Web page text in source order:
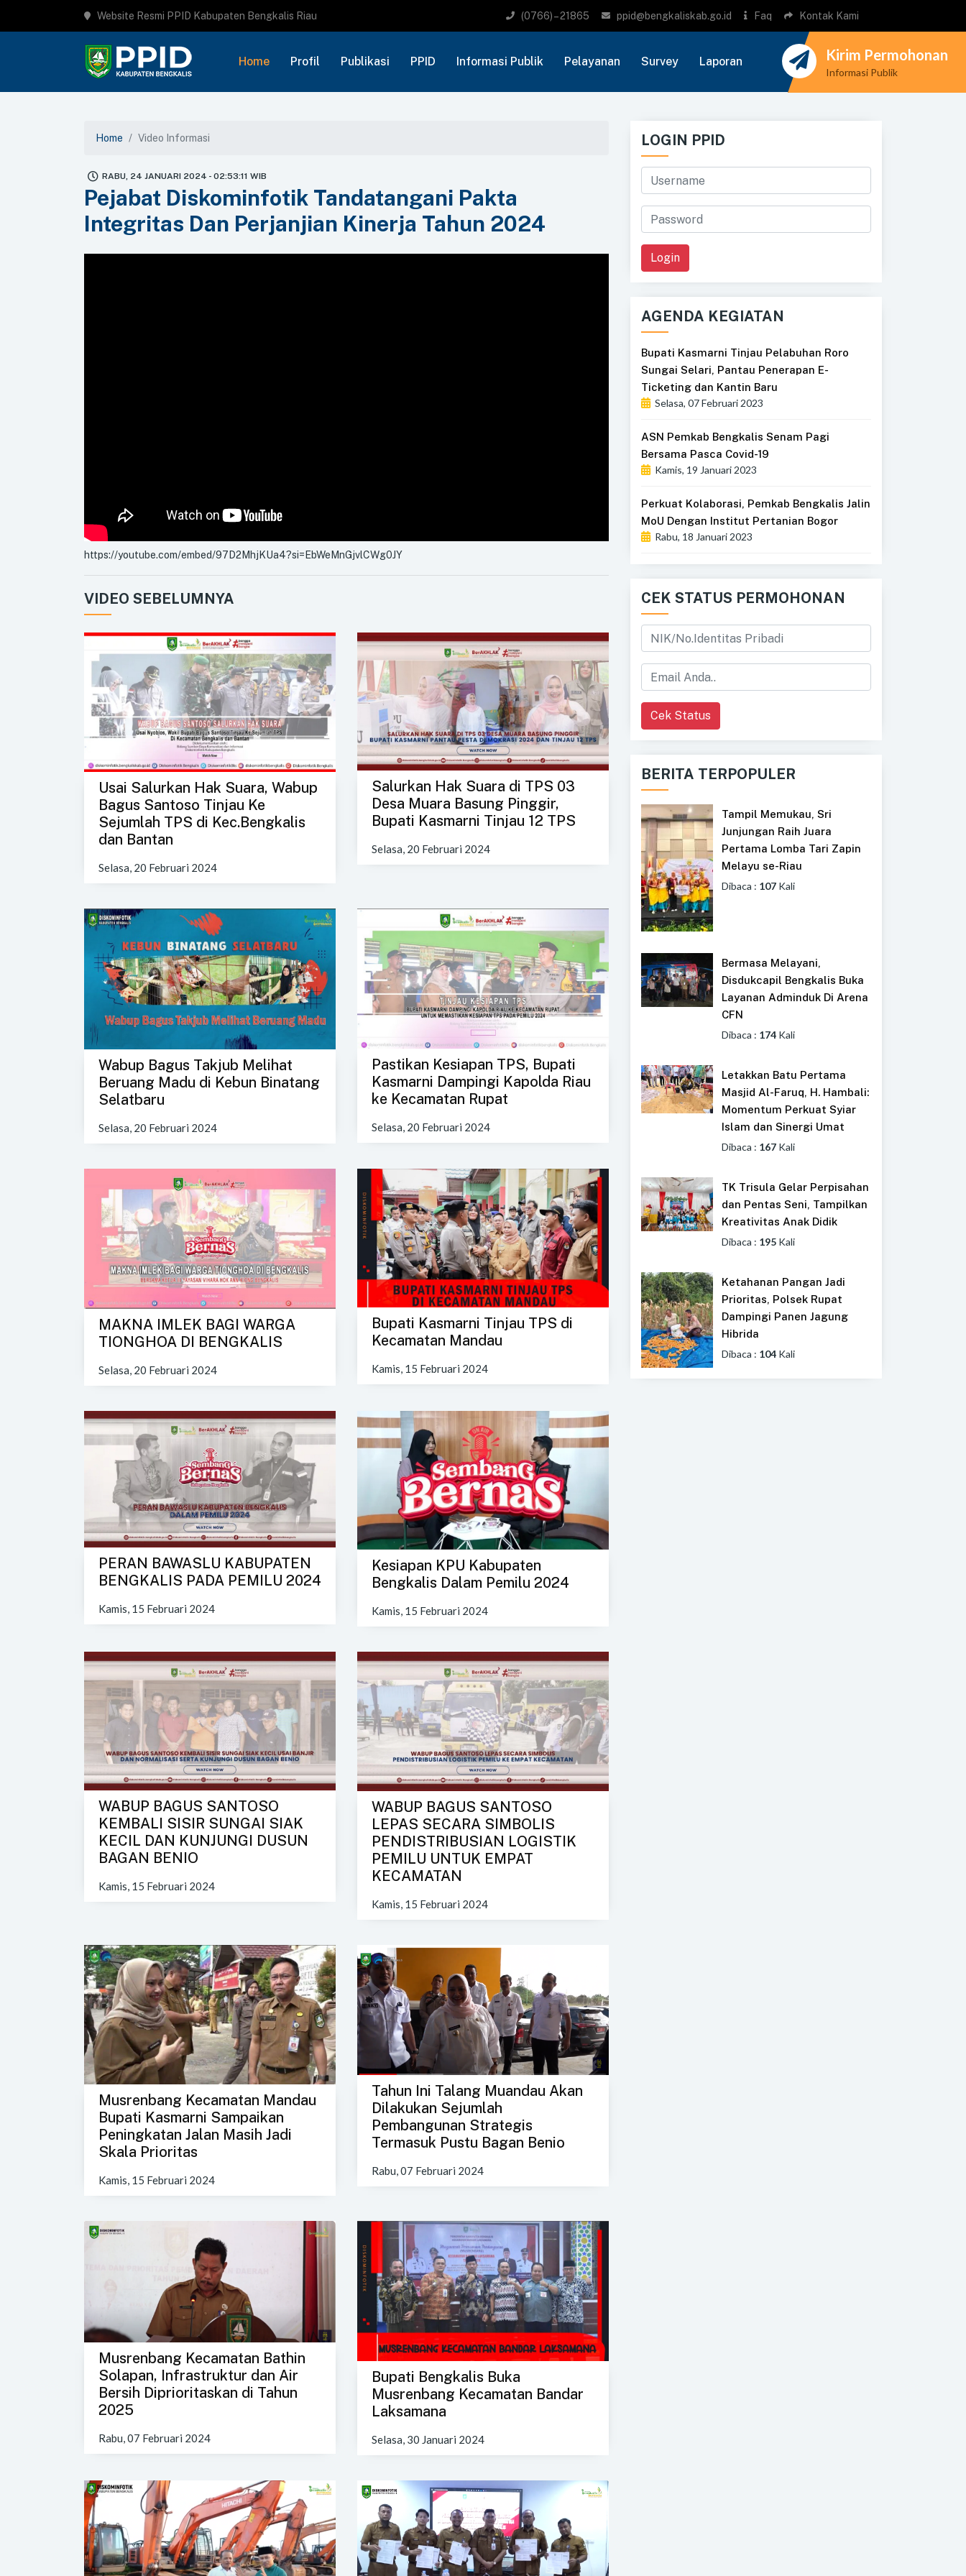
Website Resmi PPID Kabupaten Bengkalis Riau (0766) – 21865 ppid@bengkaliskab.go.id Faq Kontak Kami
Home Profil Publikasi PPID Informasi Publik Pelayanan Survey Laporan Kirim Permohonan
Informasi Publik
Home Video Informasi
RABU, 24 JANUARI 2024 - 02:53:11 WIB
Pejabat Diskominfotik Tandatangani Pakta
Integritas Dan Perjanjian Kinerja Tahun 2024
https://youtube.com/embed/97D2MhjKUa4?si=EbWeMnGjvlCWg0JY
VIDEO SEBELUMNYA
Usai Salurkan Hak Suara, Wabup
Bagus Santoso Tinjau Ke
Sejumlah TPS di Kec.Bengkalis
dan Bantan
Selasa, 20 Februari 2024
Salurkan Hak Suara di TPS 03
Desa Muara Basung Pinggir,
Bupati Kasmarni Tinjau 12 TPS
Selasa, 20 Februari 2024
Wabup Bagus Takjub Melihat
Beruang Madu di Kebun Binatang
Selatbaru
Selasa, 20 Februari 2024
Pastikan Kesiapan TPS, Bupati
Kasmarni Dampingi Kapolda Riau
ke Kecamatan Rupat
Selasa, 20 Februari 2024
MAKNA IMLEK BAGI WARGA
TIONGHOA DI BENGKALIS
Selasa, 20 Februari 2024
Bupati Kasmarni Tinjau TPS di
Kecamatan Mandau
Kamis, 15 Februari 2024
PERAN BAWASLU KABUPATEN
BENGKALIS PADA PEMILU 2024
Kamis, 15 Februari 2024
Kesiapan KPU Kabupaten
Bengkalis Dalam Pemilu 2024
Kamis, 15 Februari 2024
WABUP BAGUS SANTOSO
KEMBALI SISIR SUNGAI SIAK
KECIL DAN KUNJUNGI DUSUN
BAGAN BENIO
Kamis, 15 Februari 2024
WABUP BAGUS SANTOSO
LEPAS SECARA SIMBOLIS
PENDISTRIBUSIAN LOGISTIK
PEMILU UNTUK EMPAT
KECAMATAN
Kamis, 15 Februari 2024
Musrenbang Kecamatan Mandau
Bupati Kasmarni Sampaikan
Peningkatan Jalan Masih Jadi
Skala Prioritas
Kamis, 15 Februari 2024
Tahun Ini Talang Muandau Akan
Dilakukan Sejumlah
Pembangunan Strategis
Termasuk Pustu Bagan Benio
Rabu, 07 Februari 2024
Musrenbang Kecamatan Bathin
Solapan, Infrastruktur dan Air
Bersih Diprioritaskan di Tahun
2025
Rabu, 07 Februari 2024
Bupati Bengkalis Buka
Musrenbang Kecamatan Bandar
Laksamana
Selasa, 30 Januari 2024
LOGIN PPID
Login
AGENDA KEGIATAN
Bupati Kasmarni Tinjau Pelabuhan Roro
Sungai Selari, Pantau Penerapan E-
Ticketing dan Kantin Baru
Selasa, 07 Februari 2023
ASN Pemkab Bengkalis Senam Pagi
Bersama Pasca Covid-19
Kamis, 19 Januari 2023
Perkuat Kolaborasi, Pemkab Bengkalis Jalin
MoU Dengan Institut Pertanian Bogor
Rabu, 18 Januari 2023
CEK STATUS PERMOHONAN
Cek Status
BERITA TERPOPULER
Tampil Memukau, Sri
Junjungan Raih Juara
Pertama Lomba Tari Zapin
Melayu se-Riau
Dibaca : 107 Kali
Bermasa Melayani,
Disdukcapil Bengkalis Buka
Layanan Adminduk Di Arena
CFN
Dibaca : 174 Kali
Letakkan Batu Pertama
Masjid Al-Faruq, H. Hambali:
Momentum Perkuat Syiar
Islam dan Sinergi Umat
Dibaca : 167 Kali
TK Trisula Gelar Perpisahan
dan Pentas Seni, Tampilkan
Kreativitas Anak Didik
Dibaca : 195 Kali
Ketahanan Pangan Jadi
Prioritas, Polsek Rupat
Dampingi Panen Jagung
Hibrida
Dibaca : 104 Kali